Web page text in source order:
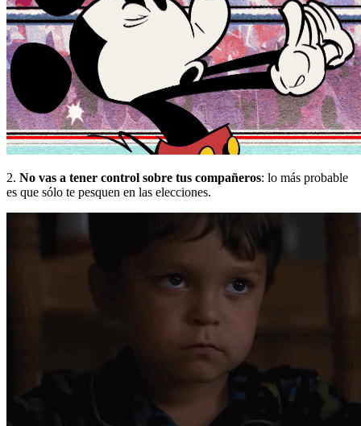
2. No vas a tener control sobre tus compañeros: lo más probable
es que sólo te pesquen en las elecciones.